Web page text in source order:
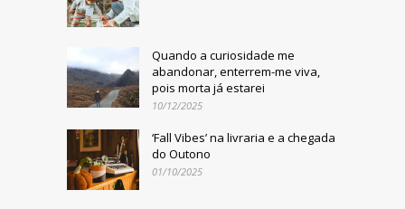
Quando a curiosidade me
abandonar, enterrem-me viva,
pois morta já estarei
10/12/2025
‘Fall Vibes’ na livraria e a chegada
do Outono
01/10/2025